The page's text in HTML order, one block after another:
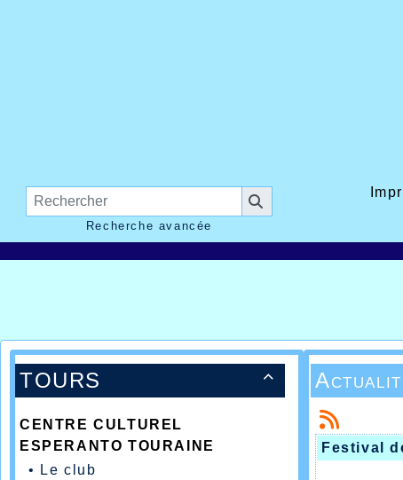
Recherche avancée

TOURS
CENTRE CULTUREL
ESPERANTO TOURAINE
•
Le club
Festival